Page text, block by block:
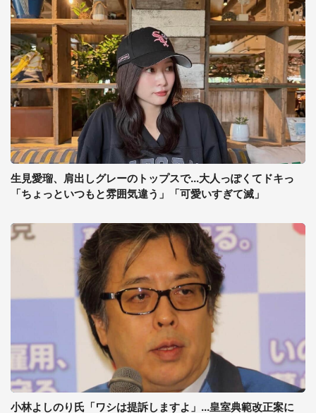
生見愛瑠、肩出しグレーのトップスで...大人っぽくてドキっ
「ちょっといつもと雰囲気違う」「可愛いすぎて滅」
小林よしのり氏「ワシは提訴しますよ」...皇室典範改正案に